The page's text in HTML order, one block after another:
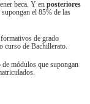
beca. Y en posteriores
el 85% de las
de grado
curso de Bachillerato.
módulos que supongan